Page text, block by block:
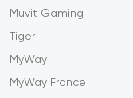
Muvit Gaming
Tiger
MyWay
MyWay France